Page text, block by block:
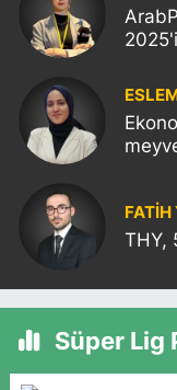
FATIH
THY,
Süper Lig